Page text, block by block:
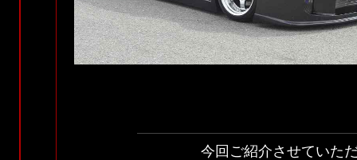
今回ご紹介させていた